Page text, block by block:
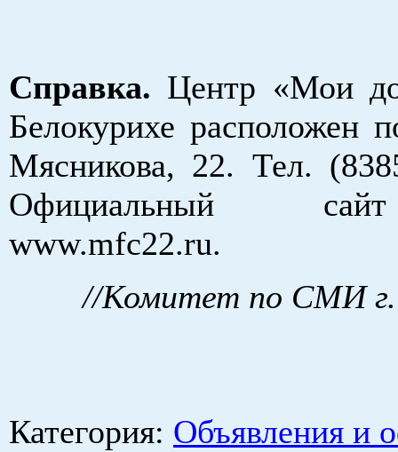
Справка. Центр «Мои
Белокурихе расположен
Мясникова, 22. Тел.
Официальный
www.mfc22.ru.
//Комитет по СМИ г.
Категория: Объявления и